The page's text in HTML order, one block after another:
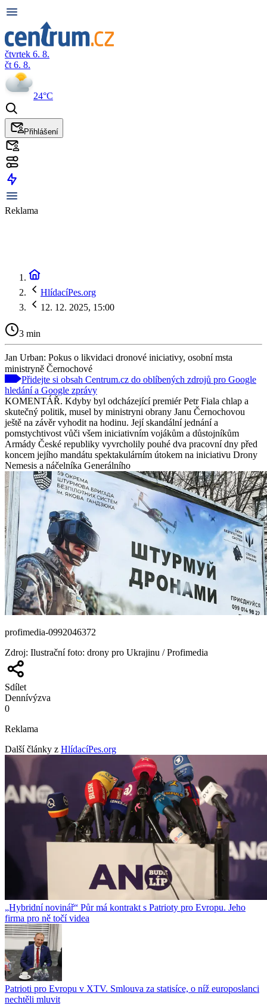
čtvrtek 6. 8.
čt 6. 8.
24°C
Přihlášení
Reklama
HlídacíPes.org
12. 12. 2025, 15:00
3 min
Jan Urban: Pokus o likvidaci dronové iniciativy, osobní msta
ministryně Černochové
Přidejte si obsah Centrum.cz do oblíbených zdrojů pro Google
hledání a Google zprávy
KOMENTÁŘ. Kdyby byl odcházející premiér Petr Fiala chlap a
skutečný politik, musel by ministryni obrany Janu Černochovou
ještě na závěr vyhodit na hodinu. Její skandální jednání a
pomstychtivost vůči všem iniciativním vojákům a důstojníkům
Armády České republiky vyvrcholily pouhé dva pracovní dny před
koncem jejího mandátu spektakulárním útokem na iniciativu Drony
Nemesis a náčelníka Generálního
profimedia-0992046372
Zdroj: Ilustrační foto: drony pro Ukrajinu / Profimedia
Sdílet
Dennívýzva
0
Reklama
Další články z HlídacíPes.org
„Hybridní novinář“ Půr má kontrakt s Patrioty pro Evropu. Jeho
firma pro ně točí videa
Patrioti pro Evropu v XTV. Smlouva za statisíce, o níž europoslanci
nechtěli mluvit